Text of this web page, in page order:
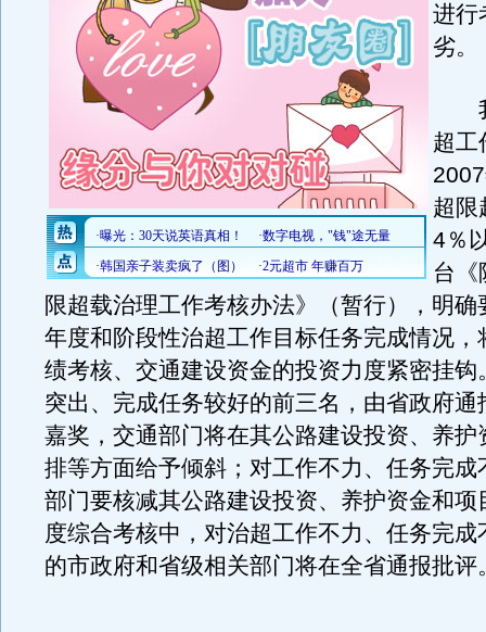
进行
劣。
我
超工
超限
4％
台《
限超载治理工作考核办法》（暂行），明确
年度和阶段性治超工作目标任务完成情况，
绩考核、交通建设资金的投资力度紧密挂钩
突出、完成任务较好的前三名，由省政府通
嘉奖，交通部门将在其公路建设投资、养护
排等方面给予倾斜；对工作不力、任务完成
部门要核减其公路建设投资、养护资金和项
度综合考核中，对治超工作不力、任务完成
的市政府和省级相关部门将在全省通报批评